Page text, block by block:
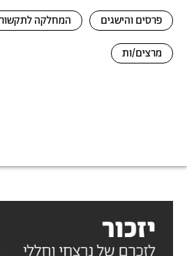
פרסים והישגים המחלקה
מרצים/ות